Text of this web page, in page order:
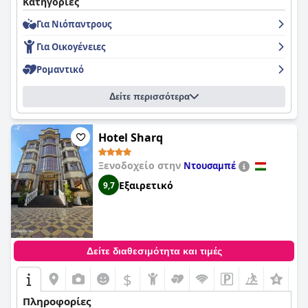
Για Νιόπαντρους
Για Οικογένειες
Ρομαντικό
Δείτε περισσότερα
Hotel Sharq
Ξενοδοχείο στην Ντουσαμπέ
9,7 Εξαιρετικό
Δείτε διαθεσιμότητα και τιμές
$
Πληροφορίες